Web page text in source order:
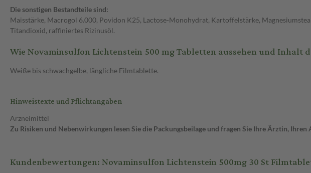
Die sonstigen Bestandteile sind:
Maisstärke, Macrogol 6.000, Povidon K25, Lactose-Monohydrat, Kartoffelstärke,
Titandioxid, raffiniertes Rizinusöl.
Wie Novaminsulfon Lichtenstein 500 mg Tabletten aussehen und Inhalt
Weiße bis schwachgelbe, längliche Filmtablette.
Hinweistexte und Pflichtangaben
Arzneimittel
Zu Risiken und Nebenwirkungen lesen Sie die Packungsbeilage und fragen Sie Ihre Ärztin,
Kundenbewertungen: Novaminsulfon Lichtenstein 500mg 30 St